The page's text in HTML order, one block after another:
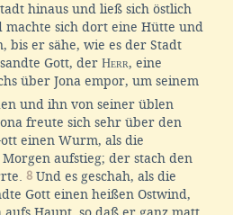
hinaus und ließ sich östlich
sich dort eine Hütte und
bis er sähe, wie es der Stadt
Gott, der Herr, eine
über Jona empor, um seinem
und ihn von seiner üblen
freute sich sehr über den
einen Wurm, als die
aufstieg; der stach den
8 Und es geschah, als die
Gott einen heißen Ostwind,
aufs Haupt, so daß er ganz matt